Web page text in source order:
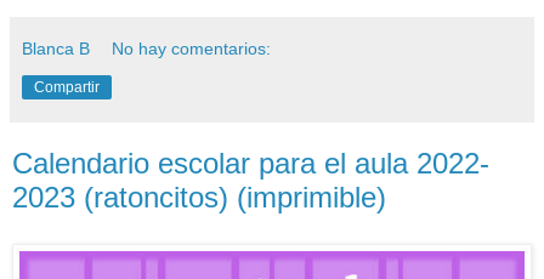
Blanca B No hay comentarios:
Compartir
Calendario escolar para el aula 2022-
2023 (ratoncitos) (imprimible)